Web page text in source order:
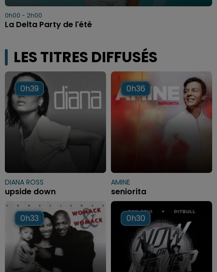
0h00 - 2h00
La Delta Party de l'été
LES TITRES DIFFUSÉS
0h39
0h39
DIANA ROSS
upside down
0h36
0h36
AMINE
seniorita
0h33
0h33 0h30
0h30